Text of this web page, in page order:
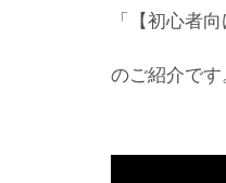
「【初心者
のご紹介です